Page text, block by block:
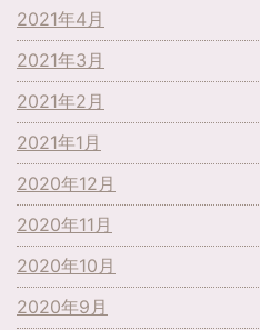
2021年4月
2021年3月
2021年2月
2021年1月
2020年12月
2020年11月
2020年10月
2020年9月